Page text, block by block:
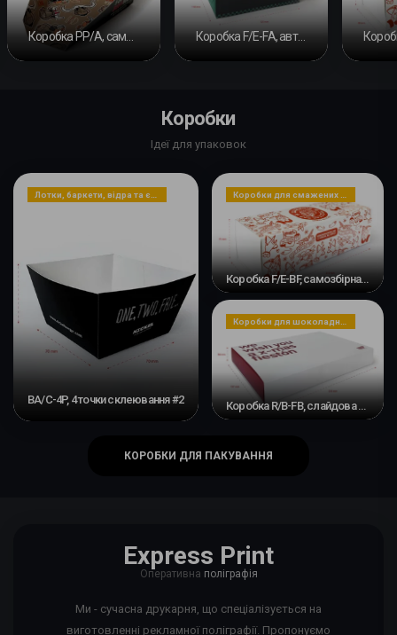
Коробка F/E-FA, автоматичне дно #4
Коробки
Ідеї для упаковок
BA/C-4P, 4 точки склеювання #2
Коробка F/E-BF, самозбірна основа та слайдова стрічка #2
Коробка R/B-FB, слайдова стрічка та основа
КОРОБКИ ДЛЯ ПАКУВАННЯ
Express Print
Оперативна поліграфія
Ми - сучасна друкарня, що спеціалізується на
виготовленні рекламної поліграфії. Пропонуємо